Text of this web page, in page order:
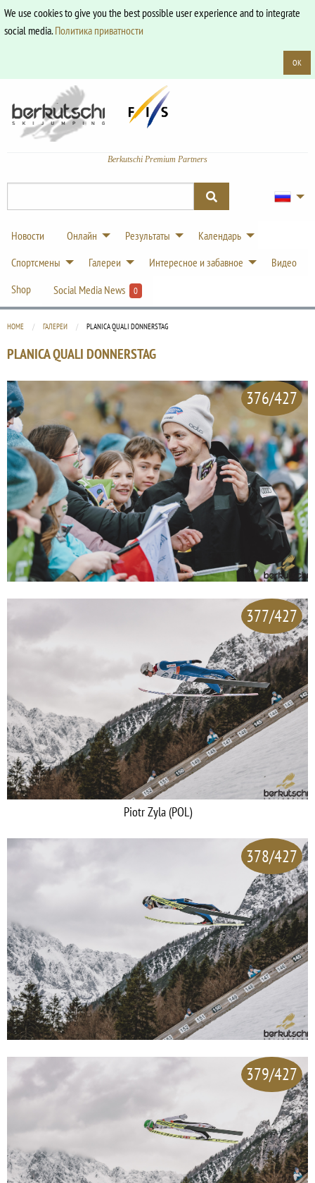
We use cookies to give you the best possible user experience and to integrate
social media.Политика приватности
OK
Berkutschi Premium Partners
Новости Онлайн Результаты
Календарь
Спортсмены
Галереи Интересное и забавное
Видео
Shop
Social Media News 0
HOME ГАЛЕРЕИ CURRENT:
PLANICA QUALI DONNERSTAG
PLANICA QUALI DONNERSTAG
376/427
377/427
Piotr Zyla (POL)
378/427
379/427